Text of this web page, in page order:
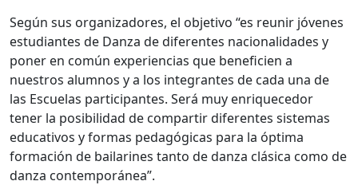
Según sus organizadores, el objetivo “es reunir jóvenes
estudiantes de Danza de diferentes nacionalidades y
poner en común experiencias que beneficien a
nuestros alumnos y a los integrantes de cada una de
las Escuelas participantes. Será muy enriquecedor
tener la posibilidad de compartir diferentes sistemas
educativos y formas pedagógicas para la óptima
formación de bailarines tanto de danza clásica como de
danza contemporánea”.